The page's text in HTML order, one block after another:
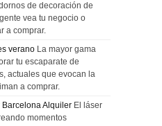
de decoración de
vea tu negocio o
a comprar.
verano La mayor gama
tu escaparate de
actuales que evocan la
a comprar.
Barcelona Alquiler El láser
momentos